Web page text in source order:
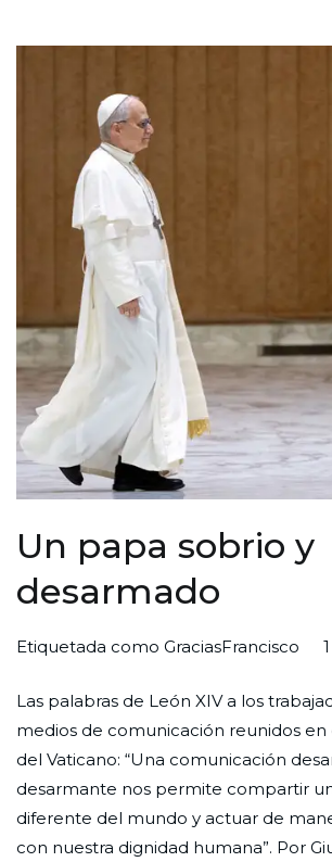
Un papa sobrio y
desarmado
Por
Ciudad
Nueva
Publicada
31
de
mayo
de
2025
Publicada
Iglesia
Etiquetada como GraciasFrancisco
Las palabras de León XIV a los
medios de comunicación reunidos en
del Vaticano: “Una comunicación
desarmante nos permite compartir
diferente del mundo y actuar de
con nuestra dignidad humana”. Por